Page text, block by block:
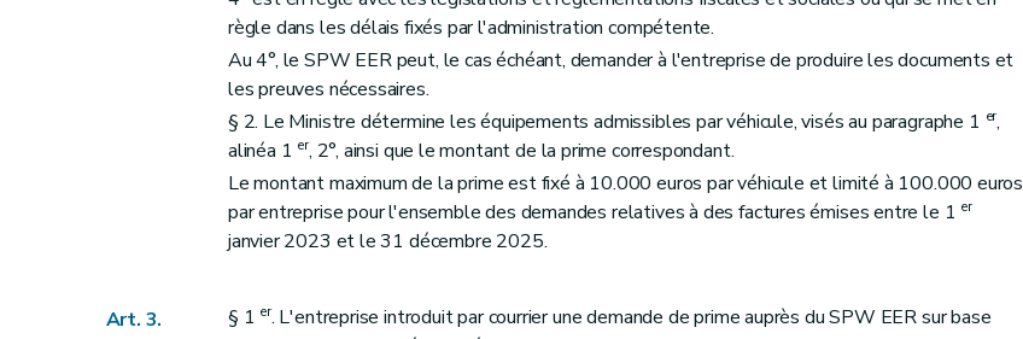
règle dans les délais fixés par l'administration compétente.
Au 4°, le SPW EER peut, le cas échéant, demander à l'entreprise de produire les documents et
les preuves nécessaires.
§ 2. Le Ministre détermine les équipements admissibles par véhicule, visés au paragraphe 1 er,
alinéa 1 er, 2°, ainsi que le montant de la prime correspondant.
Le montant maximum de la prime est fixé à 10.000 euros par véhicule et limité à 100.000 euros
par entreprise pour l'ensemble des demandes relatives à des factures émises entre le 1 er
janvier 2023 et le 31 décembre 2025.
Art. 3. § 1 er. L'entreprise introduit par courrier une demande de prime auprès du SPW EER sur base